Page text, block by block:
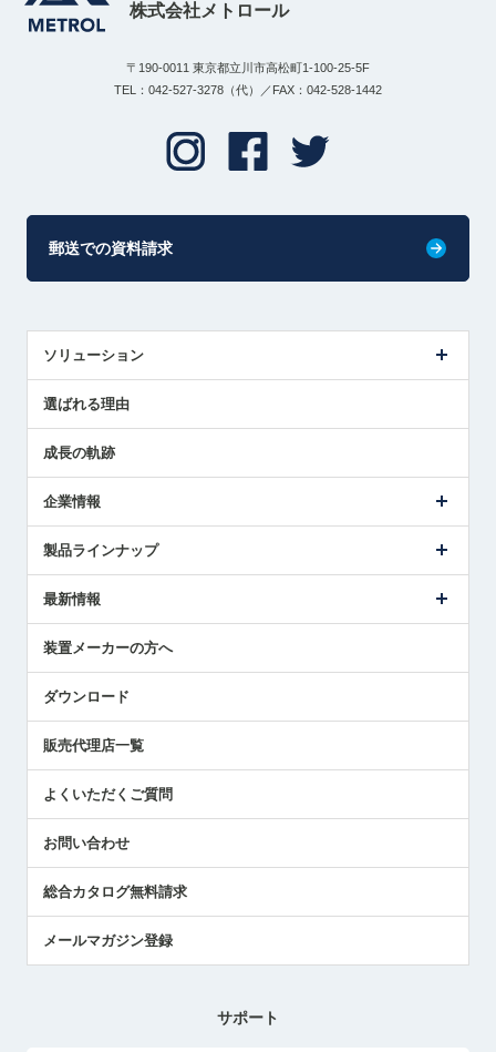
株式会社メトロール
〒190-0011 東京都立川市高松町1-100-25-5F
TEL：042-527-3278（代）／FAX：042-528-1442
郵送での資料請求
ソリューション
解決策提案
選ばれる理由
成長の軌跡
企業情報
ごあいさつ
受賞履歴
採用情報
国/地域/言語
製品ラインナップ
ツールセッタ製品
エアマイクロセンサ製品
最新情報
メトロールの技術
社員ブログ
中小企業のBCP地震対策
センサのテクニカルガイド
社長ブログ
装置メーカーの方へ
ダウンロード
販売代理店一覧
よくいただくご質問
お問い合わせ
総合カタログ無料請求
メールマガジン登録
サポート